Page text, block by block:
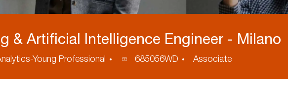
& Artificial Intelligence Engineer - Milano
Young Professional
ID
685056WD Associate